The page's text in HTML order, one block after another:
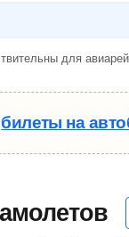
для
билеты на